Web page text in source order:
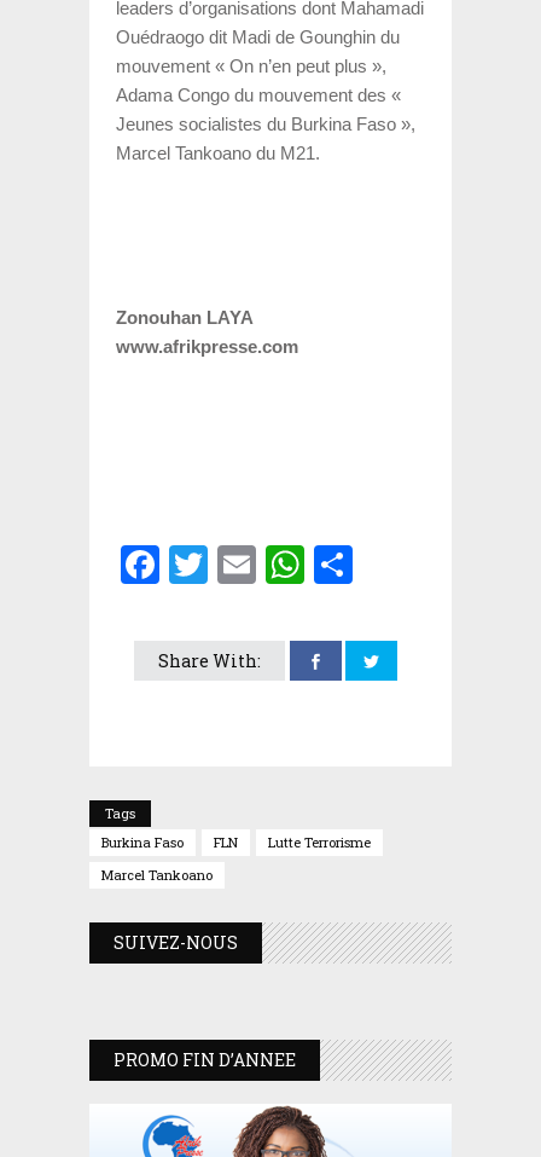
leaders d’organisations dont Mahamadi
Ouédraogo dit Madi de Gounghin du
mouvement « On n’en peut plus »,
Adama Congo du mouvement des «
Jeunes socialistes du Burkina Faso »,
Marcel Tankoano du M21.
Zonouhan LAYA
www.afrikpresse.com
Facebook
Twitter
EmailWhatsApp
Share With:
Tags
Burkina Faso
FLN
Lutte Terrorisme
Marcel Tankoano
SUIVEZ-NOUS
PROMO FIN D’ANNEE